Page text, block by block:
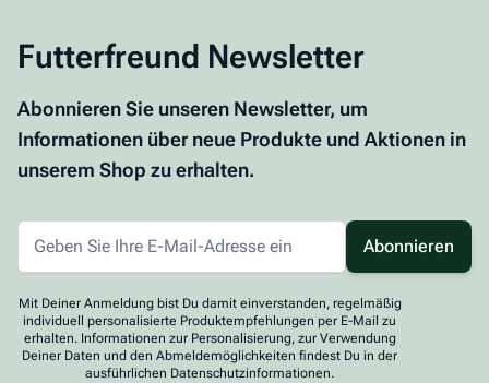
Futterfreund Newsletter
Abonnieren Sie unseren Newsletter, um
Informationen über neue Produkte und Aktionen in
unserem Shop zu erhalten.
Abonnieren
Mit Deiner Anmeldung bist Du damit einverstanden, regelmäßig
individuell personalisierte Produktempfehlungen per E-Mail zu
erhalten. Informationen zur Personalisierung, zur Verwendung
Deiner Daten und den Abmeldemöglichkeiten findest Du in der
ausführlichen Datenschutzinformationen.